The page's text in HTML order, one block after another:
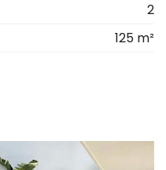
2
125 m²